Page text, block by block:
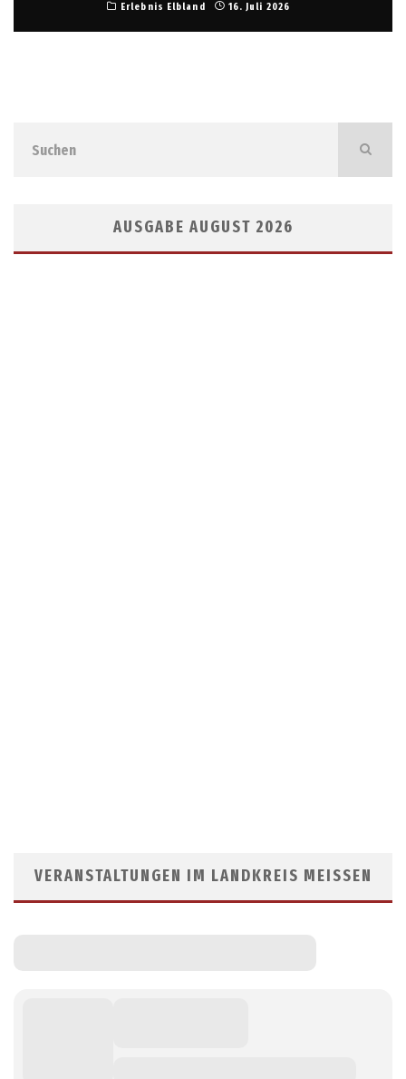
Erlebnis Elbland 16. Juli 2026
AUSGABE AUGUST 2026
VERANSTALTUNGEN IM LANDKREIS MEISSEN